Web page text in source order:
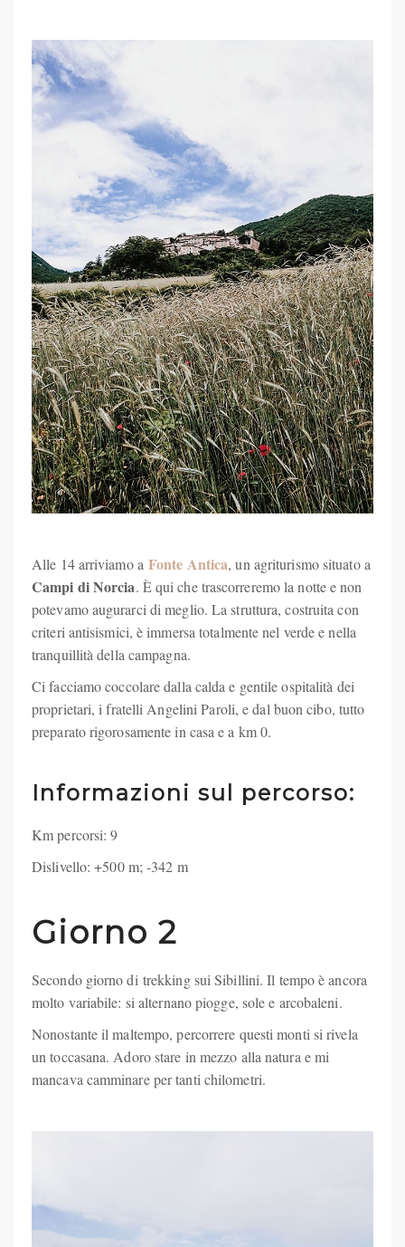
Alle 14 arriviamo a Fonte Antica, un agriturismo situato a
Campi di Norcia. È qui che trascorreremo la notte e non
potevamo augurarci di meglio. La struttura, costruita con
criteri antisismici, è immersa totalmente nel verde e nella
tranquillità della campagna.
Ci facciamo coccolare dalla calda e gentile ospitalità dei
proprietari, i fratelli Angelini Paroli, e dal buon cibo, tutto
preparato rigorosamente in casa e a km 0.
Informazioni sul percorso:
Km percorsi: 9
Dislivello: +500 m; -342 m
Giorno 2
Secondo giorno di trekking sui Sibillini. Il tempo è ancora
molto variabile: si alternano piogge, sole e arcobaleni.
Nonostante il maltempo, percorrere questi monti si rivela
un toccasana. Adoro stare in mezzo alla natura e mi
mancava camminare per tanti chilometri.